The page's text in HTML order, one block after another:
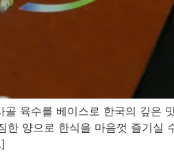
육수를 베이스로 한국의 깊은
양으로 한식을 마음껏 즐기실